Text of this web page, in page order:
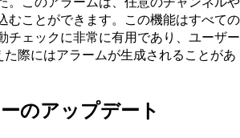
むことができます。この機能はすべての
チェックに非常に有用であり、ユーザー
際にはアラームが生成されることがあ
のアップデート